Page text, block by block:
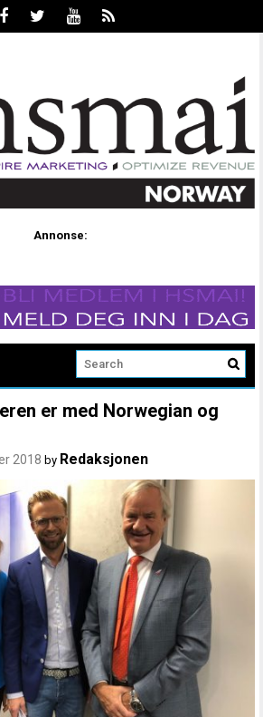
Annonse:
er med Norwegian og
2018 by Redaksjonen